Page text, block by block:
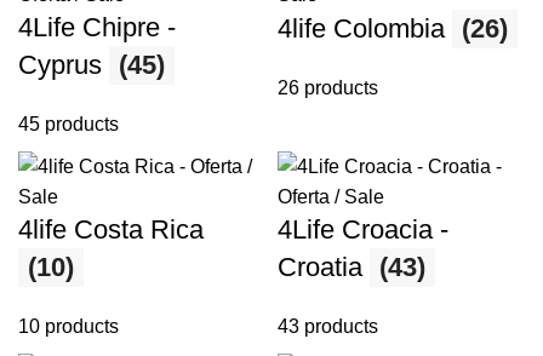
4Life Chipre -
Cyprus (45)
45 products
4life Colombia (26)
26 products
4life Costa Rica
(10)
10 products
4Life Croacia -
Croatia (43)
43 products